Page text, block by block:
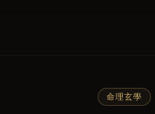
命理玄學